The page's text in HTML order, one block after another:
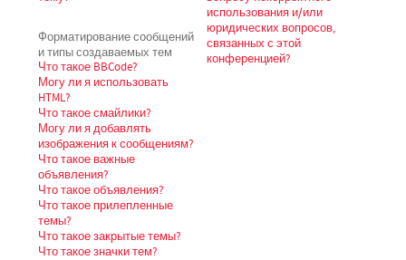
Форматирование сообщений
и типы создаваемых тем
Что такое BBCode?
Могу ли я использовать
HTML?
Что такое смайлики?
Могу ли я добавлять
изображения к сообщениям?
Что такое важные
объявления?
Что такое объявления?
Что такое прилепленные
темы?
Что такое закрытые темы?
Что такое значки тем?
использования и/или
юридических вопросов,
связанных с этой
конференцией?